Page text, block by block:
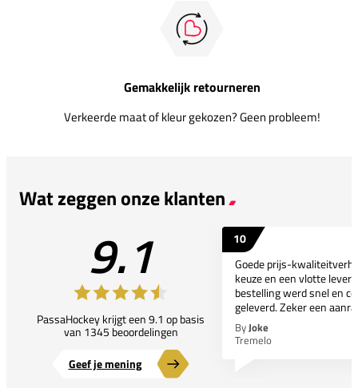
Gemakkelijk retourneren
Verkeerde maat of kleur gekozen? Geen probleem!
Wat zeggen onze klanten
9.1
PassaHockey krijgt een 9.1 op basis
van 1345 beoordelingen
Geef je mening
10
Goede prijs-
keuze en een vlotte
bestelling werd snel en
geleverd. Zeker een
ByJoke
Tremelo